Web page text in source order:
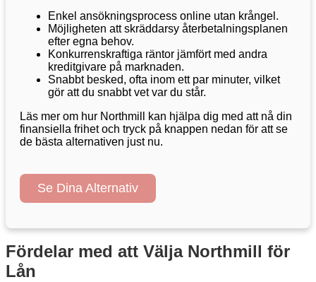
Enkel ansökningsprocess online utan krångel.
Möjligheten att skräddarsy återbetalningsplanen
efter egna behov.
Konkurrenskraftiga räntor jämfört med andra
kreditgivare på marknaden.
Snabbt besked, ofta inom ett par minuter, vilket
gör att du snabbt vet var du står.
Läs mer om hur Northmill kan hjälpa dig med att nå din
finansiella frihet och tryck på knappen nedan för att se
de bästa alternativen just nu.
Se Dina Alternativ
Fördelar med att Välja Northmill för
Lån